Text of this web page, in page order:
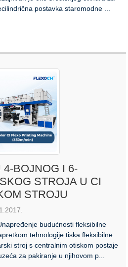
postavka staromodne ...
BOJNOG I 6-
STROJA U CI
STROJU
budućnosti fleksibilne
tehnologije tiska fleksibilne
stroj s centralnim otiskom postaje
za pakiranje u njihovom p...